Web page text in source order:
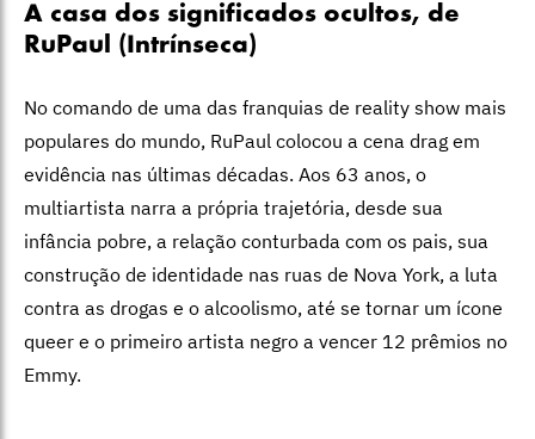
A casa dos significados ocultos, de
RuPaul (Intrínseca)
No comando de uma das franquias de reality show mais
populares do mundo, RuPaul colocou a cena drag em
evidência nas últimas décadas. Aos 63 anos, o
multiartista narra a própria trajetória, desde sua
infância pobre, a relação conturbada com os pais, sua
construção de identidade nas ruas de Nova York, a luta
contra as drogas e o alcoolismo, até se tornar um ícone
queer e o primeiro artista negro a vencer 12 prêmios no
Emmy.